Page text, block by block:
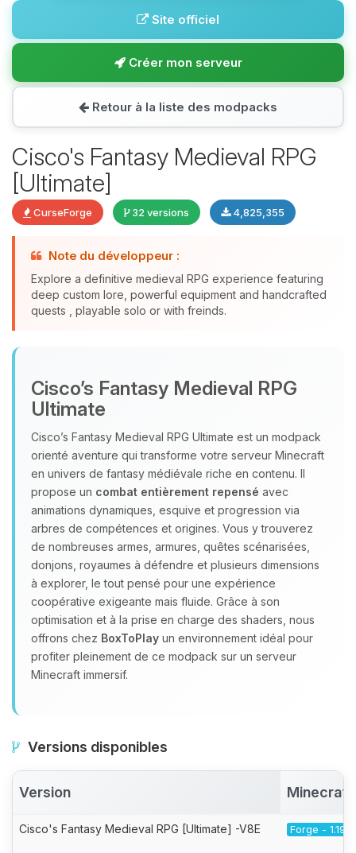
Site officiel
Créer mon serveur
Retour à la liste des modpacks
Cisco's Fantasy Medieval RPG
[Ultimate]
CurseForge 32 versions 4,825,355
Note du développeur :
Explore a definitive medieval RPG experience featuring
deep custom lore, powerful equipment and handcrafted
quests , playable solo or with freinds.
Cisco’s Fantasy Medieval RPG
Ultimate
Cisco’s Fantasy Medieval RPG Ultimate est un modpack
orienté aventure qui transforme votre serveur Minecraft
en univers de fantasy médiévale riche en contenu. Il
propose un combat entièrement repensé avec
animations dynamiques, esquive et progression via
arbres de compétences et origines. Vous y trouverez
de nombreuses armes, armures, quêtes scénarisées,
donjons, royaumes à défendre et plusieurs dimensions
à explorer, le tout pensé pour une expérience
coopérative exigeante mais fluide. Grâce à son
optimisation et à la prise en charge des shaders, nous
offrons chez BoxToPlay un environnement idéal pour
profiter pleinement de ce modpack sur un serveur
Minecraft immersif.
Versions disponibles
Version Minecraft
Cisco's Fantasy Medieval RPG [Ultimate] -V8E Forge - 1.19.2
tu as besoin et je vais remuer mes
petits circuits pour t’aider.